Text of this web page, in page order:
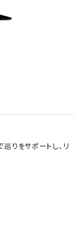
りをサポートし、リ